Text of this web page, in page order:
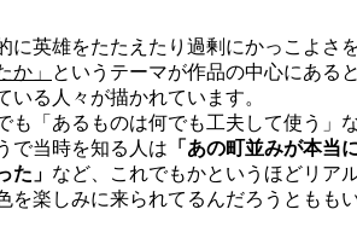
英雄をたたえたり過剰にかっこよさ
か」
というテーマが作品の中心にある
る人々が描かれています。
「あるものは何でも工夫して使う」
で当時を知る人は 「あの町並みが本当
た」 など、これでもかというほどリア
楽しみに来られてるんだろうとももい